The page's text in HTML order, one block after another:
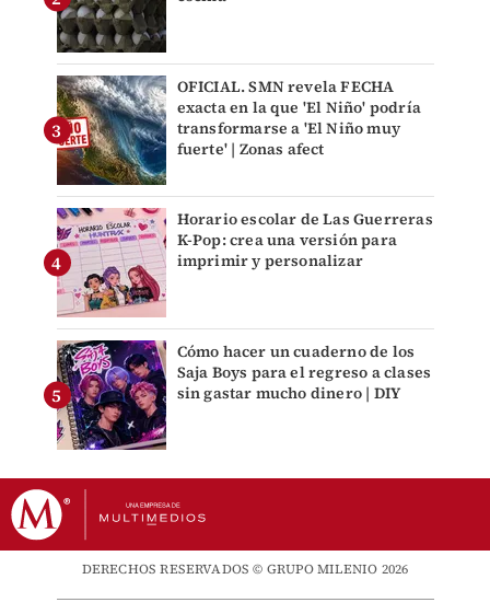
OFICIAL. SMN revela FECHA
exacta en la que 'El Niño' podría
transformarse a 'El Niño muy
fuerte' | Zonas afect
Horario escolar de Las Guerreras
K-Pop: crea una versión para
imprimir y personalizar
Cómo hacer un cuaderno de los
Saja Boys para el regreso a clases
sin gastar mucho dinero | DIY
DERECHOS RESERVADOS © GRUPO MILENIO 2026